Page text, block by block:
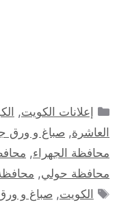
التصنيفات
إعلانات الكويت,
العاشرة, صباغ و ورق
محافظة الجهراء,
محافظة حولي,
الوسوم
الكويت, صباغ و